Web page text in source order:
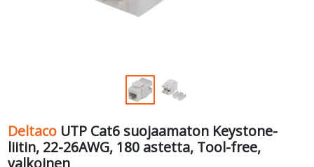
Deltaco UTP Cat6 suojaamaton Keystone-
liitin, 22-26AWG, 180 astetta, Tool-free,
valkoinen